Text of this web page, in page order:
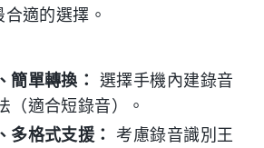
適的選擇。
簡單轉換：
選擇手機內建錄音
（適合短錄音）。
多格式支援：
考慮錄音識別王